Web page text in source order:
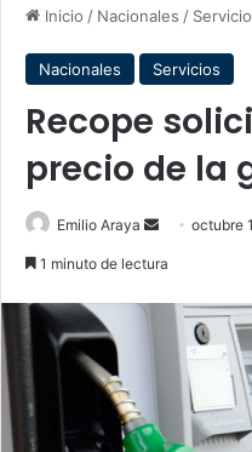
Inicio / Nacionales /
Nacionales Servicios
Recope
precio de la
Emilio Araya
Sendoctubre
1 minuto de lectura